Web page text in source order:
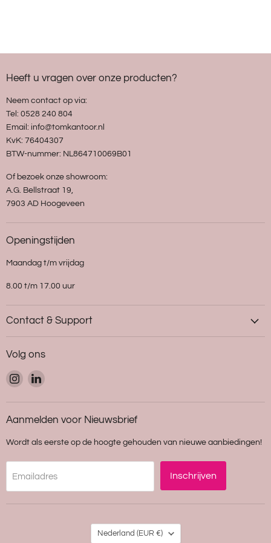
Heeft u vragen over onze producten?
Neem contact op via:
Tel: 0528 240 804
Email: info@tomkantoor.nl
KvK: 76404307
BTW-nummer: NL864710069B01
Of bezoek onze showroom:
A.G. Bellstraat 19,
7903 AD Hoogeveen
Openingstijden
Maandag t/m vrijdag
8.00 t/m 17.00 uur
Contact & Support
Volg ons
Vind
ons
op
Instagram
Vind
op
LinkedIn
Aanmelden voor Nieuwsbrief
Wordt als eerste op de hoogte gehouden van nieuwe aanbiedingen!
Emailadres Inschrijven
Land
Nederland (EUR €)